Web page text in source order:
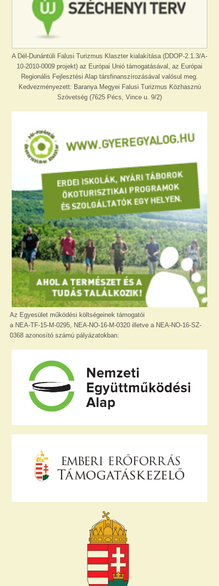
A Dél-Dunántúli Falusi Turizmus Klaszter kialakítása (DDOP-2.1.3/A-
10-2010-0009 projekt) az Európai Unió támogatásával, az Európai
Regionális Fejlesztési Alap társfinanszírozásával valósul meg.
Kedvezményezett: Baranya Megyei Falusi Turizmus Közhasznú
Szövetség (7625 Pécs, Vince u. 9/2)
Az Egyesület működési költségeinek támogatói
a NEA-TF-15-M-0295, NEA-NO-16-M-0320 illetve a NEA-NO-16-SZ-
0368 azonosító számú pályázatokban: